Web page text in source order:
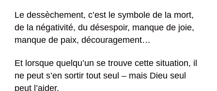
Le dessèchement, c’est le symbole de la mort,
de la négativité, du désespoir, manque de joie,
manque de paix, découragement…
Et lorsque quelqu’un se trouve cette situation, il
ne peut s’en sortir tout seul – mais Dieu seul
peut l’aider.